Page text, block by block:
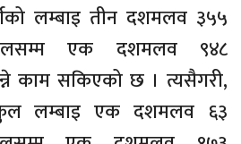
लम्बाइ तीन दशमलव ३५५
एक दशमलव ९४८
काम सकिएको छ । त्यसैगरी,
कुल लम्बाइ एक दशमलव ६३